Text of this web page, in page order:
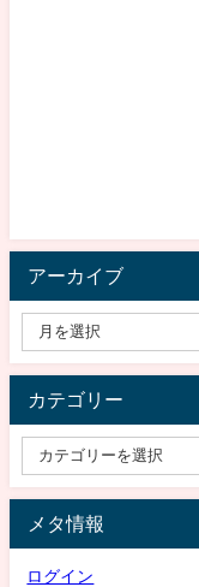
アーカイブ
カテゴリー
メタ情報
ログイン